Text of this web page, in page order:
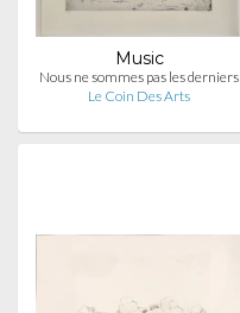
Music
Nous ne sommes pas les derniers
Le Coin Des Arts